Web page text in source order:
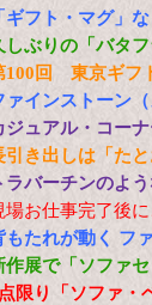
ギフト・マグ」
しぶりの「バタ
100回 東京ギフ
ァインストーン
ジュアル・コー
引き出しは「た
ラバーチンのよ
場お仕事完了後に
もたれが動く フ
作展で「ソファ
限り「ソファ・